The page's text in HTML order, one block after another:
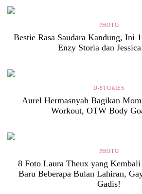
PHOTO
Bestie Rasa Saudara Kandung, Ini
Enzy Storia dan
D-STORIES
Aurel Hermasnyah Bagikan
Workout, OTW Body
PHOTO
8 Foto Laura Theux yang
Baru Beberapa Bulan Lahiran,
Gadis!